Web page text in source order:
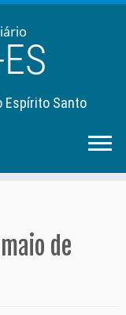
Espírito Santo
de